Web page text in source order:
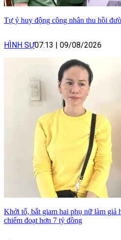
Tự ý huy động công nhân thu hồi
HÌNH SỰ07:13 09/08/2026
Khởi tố, bắt giam hai phụ nữ làm giả
chiếm đoạt hơn 7 tỷ đồng